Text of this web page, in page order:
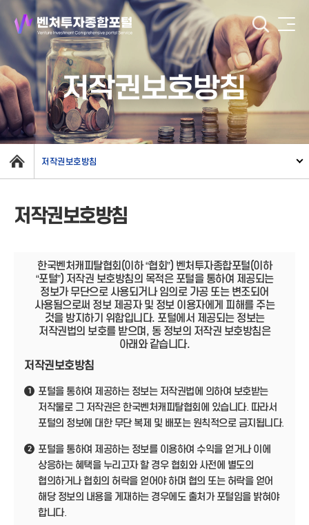
저작권보호방침
저작권보호방침
저작권보호방침
한국벤처캐피탈협회(이하 “협회”) 벤처투자종합포털(이하
“포털”) 저작권 보호방침의 목적은 포털을 통하여 제공되는
정보가 무단으로 사용되거나 임의로 가공 또는 변조되어
사용됨으로써 정보 제공자 및 정보 이용자에게 피해를 주는
것을 방지하기 위함입니다. 포털에서 제공되는 정보는
저작권법의 보호를 받으며, 동 정보의 저작권 보호방침은
아래와 같습니다.
저작권보호방침
1
포털을 통하여 제공하는 정보는 저작권법에 의하여 보호받는
저작물로 그 저작권은 한국벤처캐피탈협회에 있습니다. 따라서
포털의 정보에 대한 무단 복제 및 배포는 원칙적으로 금지됩니다.
2
포털을 통하여 제공하는 정보를 이용하여 수익을 얻거나 이에
상응하는 혜택을 누리고자 할 경우 협회와 사전에 별도의
협의하거나 협회의 허락을 얻어야 하며 협의 또는 허락을 얻어
해당 정보의 내용을 게재하는 경우에도 출처가 포털임을 밝혀야
합니다.